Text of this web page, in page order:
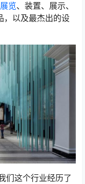
展览、装置、展示、
，以及最杰出的设
们这个行业经历了